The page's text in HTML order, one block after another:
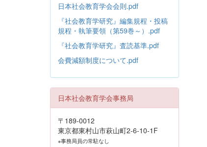
日本社会教育学会会則.pdf
『社会教育学研究』編集規程・投稿
規程・執筆要領（第59巻～）.pdf
『社会教育学研究』査読基準.pdf
会費減額制度について.pdf
日本社会教育学会事務局
〒189-0012
東京都東村山市萩山町2-6-10-1F
※事務局員の常駐なし